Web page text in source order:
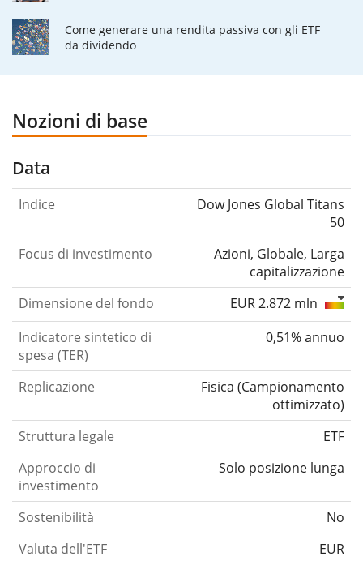
Come generare una rendita passiva con gli ETF
da dividendo
Nozioni di base
Data
Indice
Dow Jones Global Titans
50
Focus di investimento
Azioni, Globale, Larga
capitalizzazione
Dimensione del fondo
EUR 2.872 mln
Indicatore sintetico di
spesa (TER)
0,51% annuo
Replicazione Fisica (Campionamento
ottimizzato)
Struttura legale
ETF
Approccio di
investimento
Solo posizione lunga
Sostenibilità
No
Valuta dell'ETF
EUR